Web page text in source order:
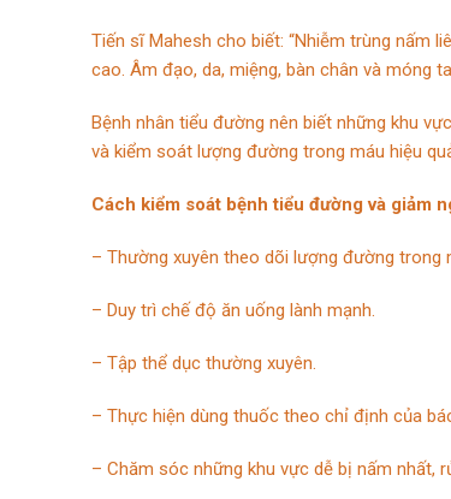
Tiến sĩ Mahesh cho biết: “Nhiễm trùng nấm
cao. Âm đạo, da, miệng, bàn chân và móng
Bệnh nhân tiểu đường nên biết những khu
và kiểm soát lượng đường trong máu hiệu
Cách kiểm soát bệnh tiểu đường và giảm
– Thường xuyên theo dõi lượng đường trong
– Duy trì chế độ ăn uống lành mạnh.
– Tập thể dục thường xuyên.
– Thực hiện dùng thuốc theo chỉ định của
– Chăm sóc những khu vực dễ bị nấm nhất,